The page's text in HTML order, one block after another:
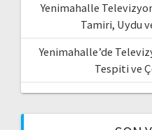
Yenimahalle
Tamiri, Uydu
Yenimahalle’de
Tespiti ve